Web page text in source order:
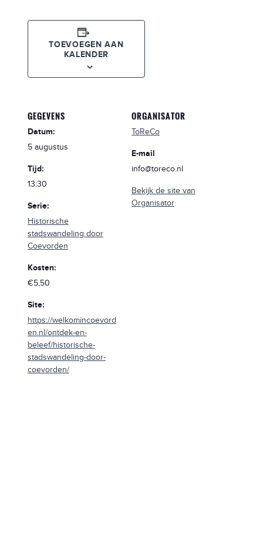
TOEVOEGEN AAN
KALENDER
GEGEVENS
Datum:
5 augustus
Tijd:
13:30
Serie:
Historische
stadswandeling door
Coevorden
Kosten:
€5,50
Site:
https://welkomincoevord
en.nl/ontdek-en-
beleef/historische-
stadswandeling-door-
coevorden/
ORGANISATOR
ToReCo
E-mail
info@toreco.nl
Bekijk de site van
Organisator